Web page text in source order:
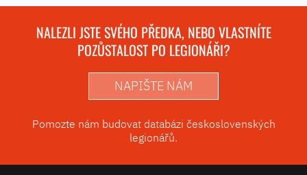
NALEZLI JSTE SVÉHO PŘEDKA, NEBO VLASTNÍTE
POZŮSTALOST PO LEGIONÁŘI?
NAPIŠTE NÁM
Pomozte nám budovat databázi československých
legionářů.